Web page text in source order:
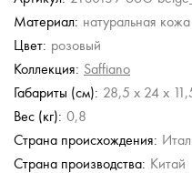
Сумка-сэтчел
59 380 руб.
Кожаная сумка
9 090 руб.
18 180 руб.
Материал: натуральная кожа
Цвет: розовый
Коллекция: Saffiano
Габариты (см): 28,5 x 24 x
Вес (кг): 0,8
Страна происхождения:
Страна производства: Китай